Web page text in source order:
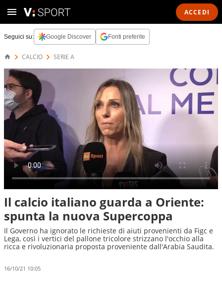
ACCEDI
Seguici su: Google Discover Fonti preferite
CALCIO SERIE A
Il calcio italiano guarda a Oriente:
spunta la nuova Supercoppa
Il Governo ha ignorato le richieste di aiuti provenienti da Figc e
Lega, così i vertici del pallone tricolore strizzano l'occhio alla
ricca e rivoluzionaria proposta proveniente dall'Arabia Saudita.
16/10/21 10:05